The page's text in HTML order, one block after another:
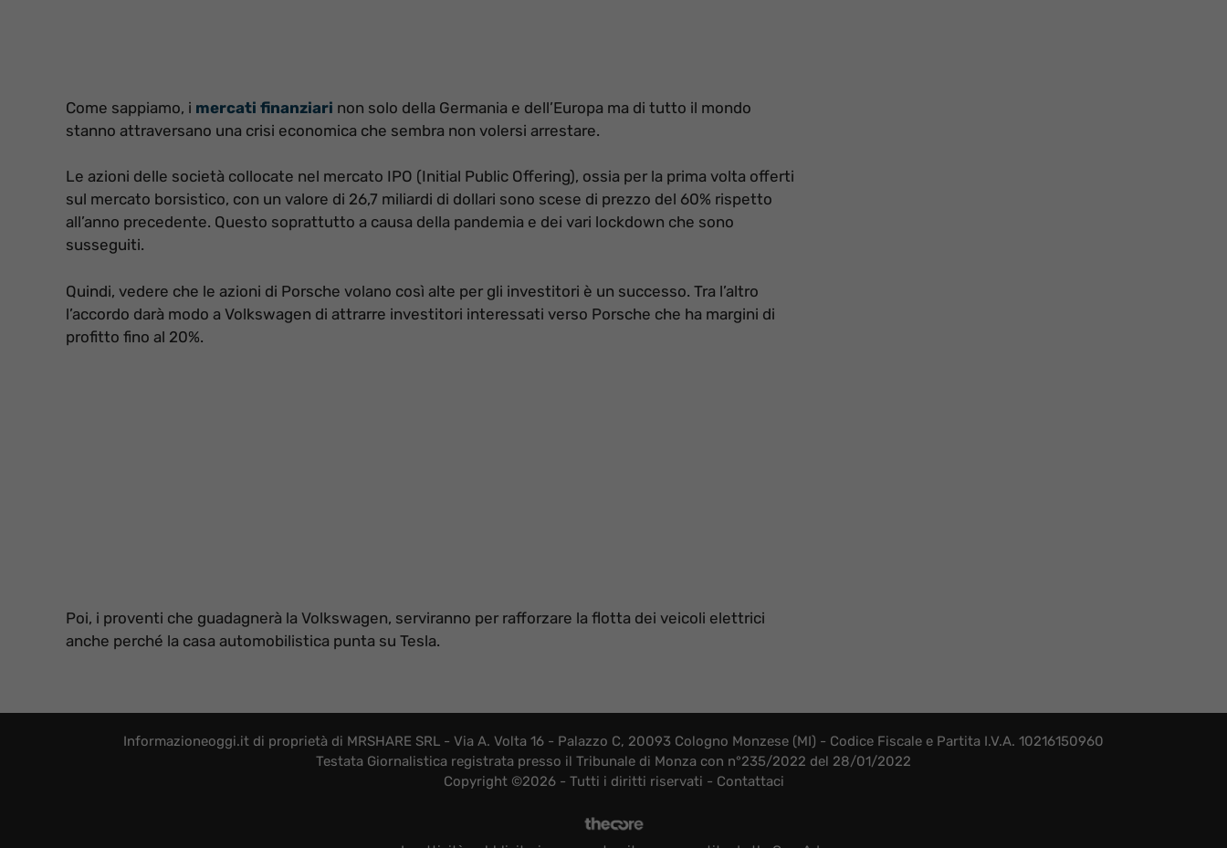
Come sappiamo, i mercati finanziari non solo della Germania e dell’Europa ma di tutto il mondo
stanno attraversano una crisi economica che sembra non volersi arrestare.
Le azioni delle società collocate nel mercato IPO (Initial Public Offering), ossia per la prima volta offerti
sul mercato borsistico, con un valore di 26,7 miliardi di dollari sono scese di prezzo del 60% rispetto
all’anno precedente. Questo soprattutto a causa della pandemia e dei vari lockdown che sono
susseguiti.
Quindi, vedere che le azioni di Porsche volano così alte per gli investitori è un successo. Tra l’altro
l’accordo darà modo a Volkswagen di attrarre investitori interessati verso Porsche che ha margini di
profitto fino al 20%.
Poi, i proventi che guadagnerà la Volkswagen, serviranno per rafforzare la flotta dei veicoli elettrici
anche perché la casa automobilistica punta su Tesla.
Informazioneoggi.it di proprietà di MRSHARE SRL - Via A. Volta 16 - Palazzo C, 20093 Cologno Monzese (MI) - Codice Fiscale e Partita I.V.A. 10216150960
Testata Giornalistica registrata presso il Tribunale di Monza con n°235/2022 del 28/01/2022
Copyright ©2026 - Tutti i diritti riservati - Contattaci